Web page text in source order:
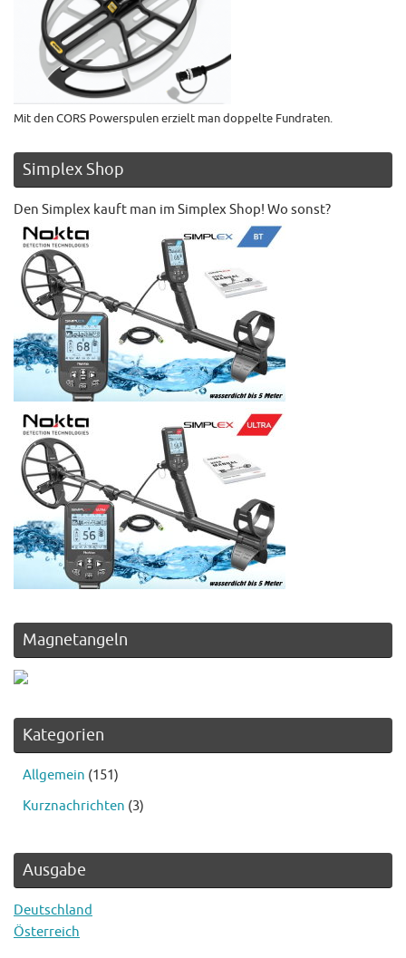
Mit den CORS Powerspulen erzielt man doppelte Fundraten.
Simplex Shop
Den Simplex kauft man im Simplex Shop! Wo sonst?
Magnetangeln
Kategorien
Allgemein (151)
Kurznachrichten (3)
Ausgabe
Deutschland
Österreich